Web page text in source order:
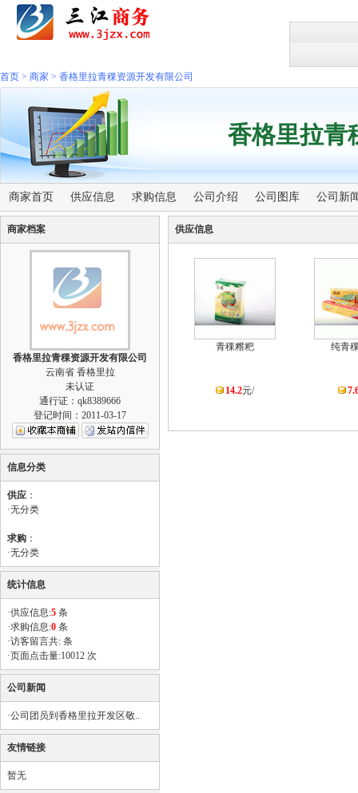
首页 > 商家 > 香格里拉青稞资源开发有限公司
香格里拉青
商家首页 供应信息 求购信息 公司介绍 公司图库 公司新
商家档案
香格里拉青稞资源开发有限公司
云南省 香格里拉
未认证
通行证：qk8389666
登记时间：2011-03-17
信息分类
供应 ：
·无分类
求购 ：
·无分类
统计信息
·供应信息:5 条
·求购信息:0 条
·访客留言共: 条
·页面点击量:10012 次
公司新闻
·公司团员到香格里拉开发区敬..
友情链接
暂无
供应信息
青稞糌粑
14.2元/
纯青